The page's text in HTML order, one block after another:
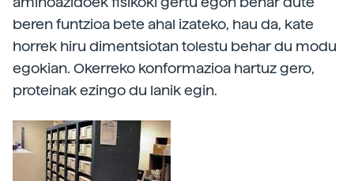
beren funtzioa bete ahal izateko, hau da, kate
horrek hiru dimentsiotan tolestu behar du modu
egokian. Okerreko konformazioa hartuz gero,
proteinak ezingo du lanik egin.